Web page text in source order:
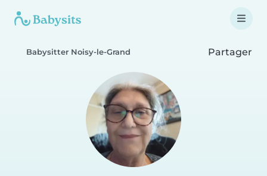
Babysitter Noisy-le-Grand Partager